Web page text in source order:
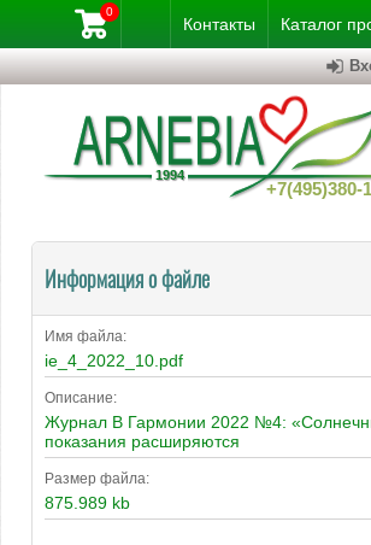
Контакты Каталог
+7(495)380-
0
Информация о файле
Имя файла:
ie_4_2022_10.pdf
Описание:
Журнал В Гармонии 2022 №4:
показания расширяются
Размер файла:
875.989 kb